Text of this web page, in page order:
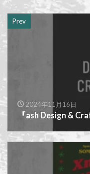
Prev
2024年11月16日
『ash Design &